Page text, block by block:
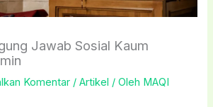
Jawab Sosial Kaum
Komentar /Artikel / Oleh MAQI